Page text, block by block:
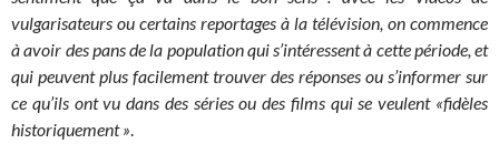
vulgarisateurs ou certains reportages à la télévision, on commence
à avoir des pans de la population qui s’intéressent à cette période, et
qui peuvent plus facilement trouver des réponses ou s’informer sur
ce qu’ils ont vu dans des séries ou des films qui se veulent «fidèles
historiquement ».